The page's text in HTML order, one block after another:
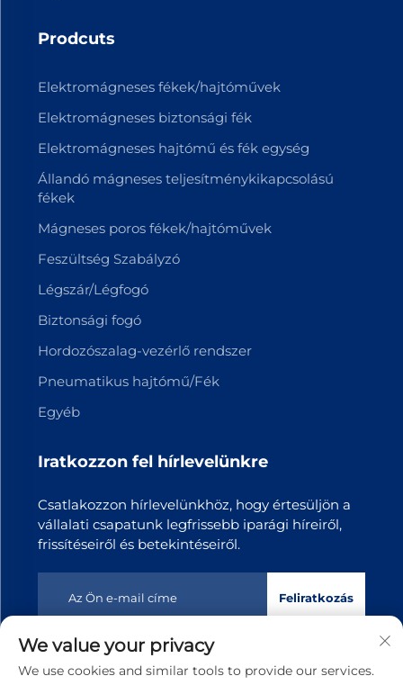
Prodcuts
Elektromágneses fékek/hajtóművek
Elektromágneses biztonsági fék
Elektromágneses hajtómű és fék egység
Állandó mágneses teljesítménykikapcsolású
fékek
Mágneses poros fékek/hajtóművek
Feszültség Szabályzó
Légszár/Légfogó
Biztonsági fogó
Hordozószalag-vezérlő rendszer
Pneumatikus hajtómű/Fék
Egyéb
Iratkozzon fel hírlevelünkre
Csatlakozzon hírlevelünkhöz, hogy értesüljön a
vállalati csapatunk legfrissebb iparági híreiről,
frissítéseiről és betekintéseiről.
Feliratkozás
Copyright © 2025 Dongguan Tianji Transmission Technology
We value your privacy
We use cookies and similar tools to provide our services.